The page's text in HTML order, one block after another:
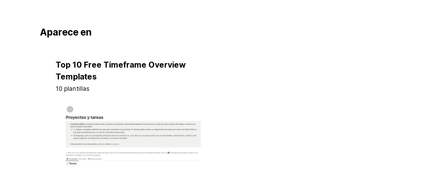
Aparece en
Top 10 Free Timeframe Overview
Templates
10 plantillas